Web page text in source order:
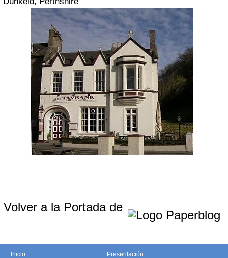
Volver a la Portada de
Inicio Presentación